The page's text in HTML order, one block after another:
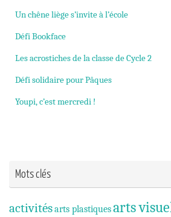
Un chêne liège s’invite à l’école
Défi Bookface
Les acrostiches de la classe de Cycle 2
Défi solidaire pour Pâques
Youpi, c’est mercredi !
Mots clés
activitésarts plastiquesarts